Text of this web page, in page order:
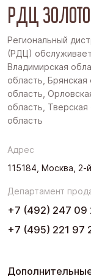
РДЦ
Региональный
(РДЦ)
Владимирская
область,
область,
область,
область
Адрес
115184, Москва, 2-
Департамент
+7 (492) 247 09
+7 (495) 221 97